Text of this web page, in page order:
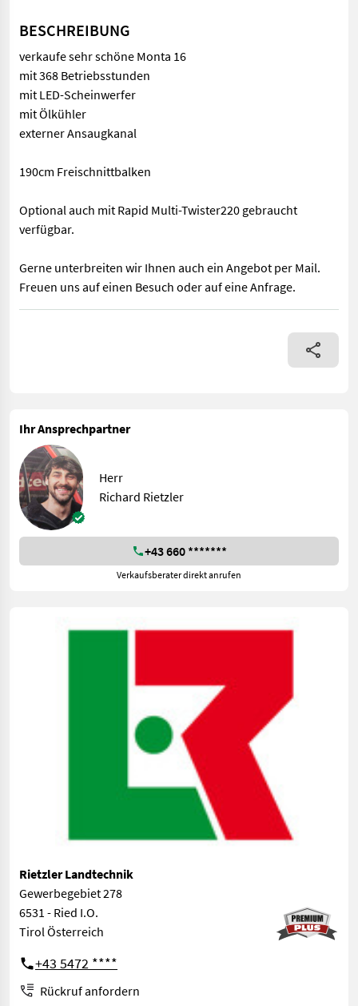
BESCHREIBUNG
verkaufe sehr schöne Monta 16
mit 368 Betriebsstunden
mit LED-Scheinwerfer
mit Ölkühler
externer Ansaugkanal
190cm Freischnittbalken
Optional auch mit Rapid Multi-Twister220 gebraucht
verfügbar.
Gerne unterbreiten wir Ihnen auch ein Angebot per Mail.
Freuen uns auf einen Besuch oder auf eine Anfrage.
verkaufe sehr schöne Monta 16 mit 368 Betriebsstunden mit
Ihr Ansprechpartner
Herr
Richard Rietzler
+43 660 *******
Verkaufsberater direkt anrufen
Rietzler Landtechnik
Gewerbegebiet 278
6531 - Ried I.O.
Tirol Österreich
+43 5472 ****
Rückruf anfordern